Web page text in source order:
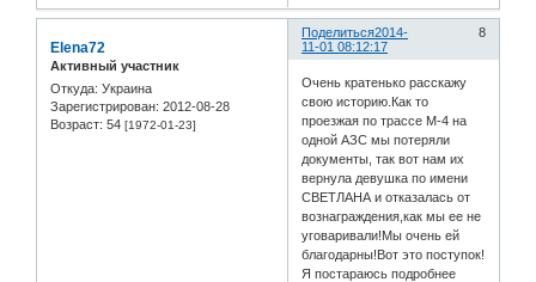
Поделиться 8
2014-
11-01 08:12:17
Elena72
Активный участник
Откуда: Украина
Зарегистрирован: 2012-08-28
Возраст: 54 [1972-01-23]
Очень кратенько расскажу
свою историю.Как то
проезжая по трассе М-4 на
одной АЗС мы потеряли
документы, так вот нам их
вернула девушка по имени
СВЕТЛАНА и отказалась от
вознаграждения,как мы ее не
уговаривали!Мы очень ей
благодарны!Вот это поступок!
Я постараюсь подробнее